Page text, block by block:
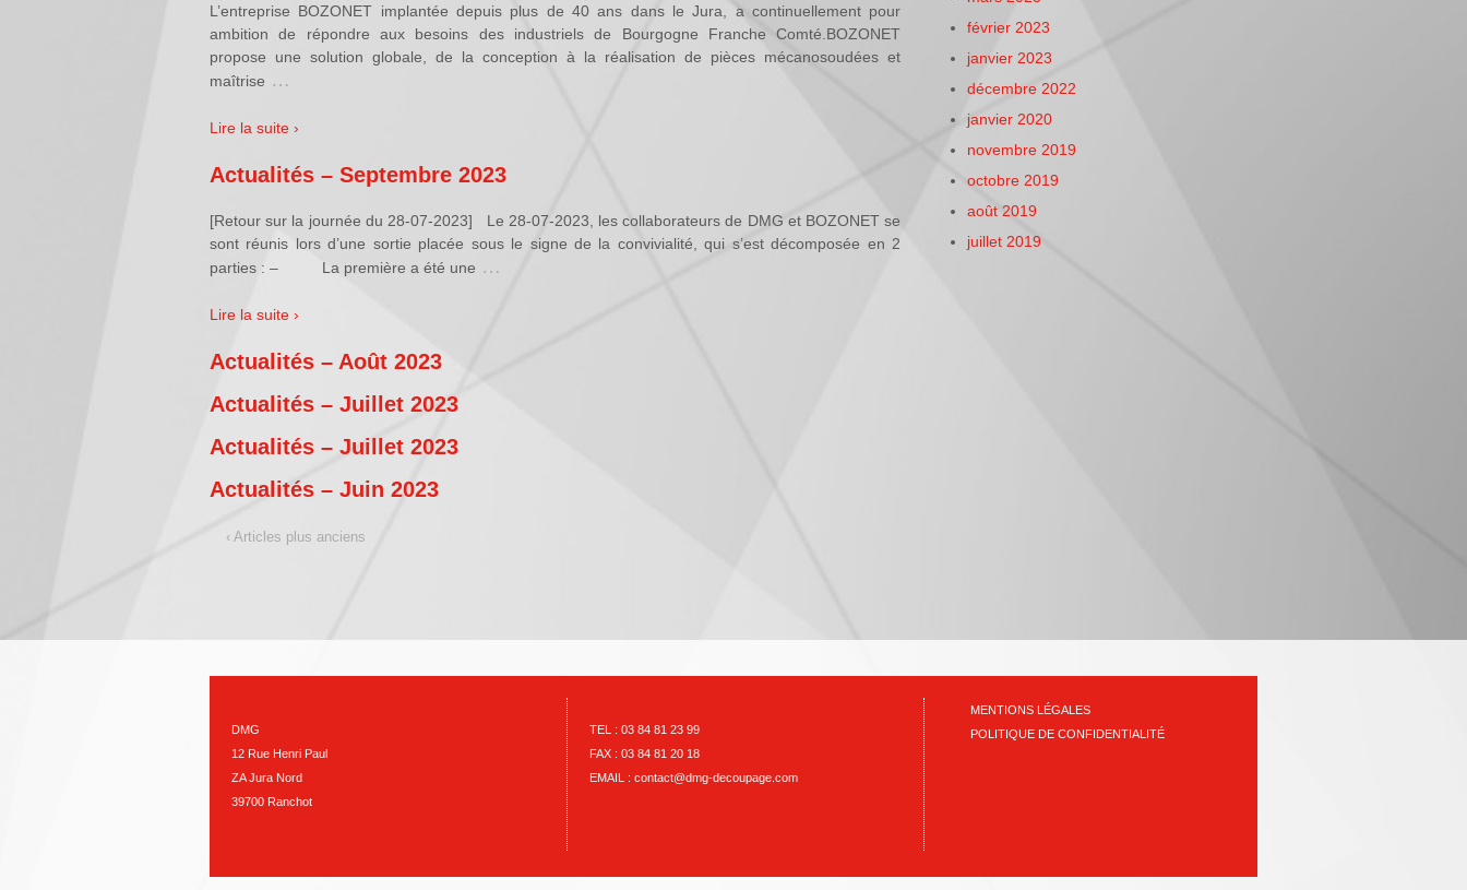
L’entreprise BOZONET implantée depuis plus de 40 ans dans le Jura, a continuellement pour
ambition de répondre aux besoins des industriels de Bourgogne Franche Comté.BOZONET
propose une solution globale, de la conception à la réalisation de pièces mécanosoudées et
maîtrise …
Lire la suite ›
Actualités – Septembre 2023
[Retour sur la journée du 28-07-2023] Le 28-07-2023, les collaborateurs de DMG et BOZONET se
sont réunis lors d’une sortie placée sous le signe de la convivialité, qui s’est décomposée en 2
parties : – La première a été une …
Lire la suite ›
Actualités – Août 2023
Actualités – Juillet 2023
Actualités – Juillet 2023
Actualités – Juin 2023
‹ Articles plus anciens
février 2023
janvier 2023
décembre 2022
janvier 2020
novembre 2019
octobre 2019
août 2019
juillet 2019
DMG
12 Rue Henri Paul
ZA Jura Nord
39700 Ranchot
TEL : 03 84 81 23 99
FAX : 03 84 81 20 18
EMAIL : contact@dmg-decoupage.com
MENTIONS LÉGALES
POLITIQUE DE CONFIDENTIALITÉ